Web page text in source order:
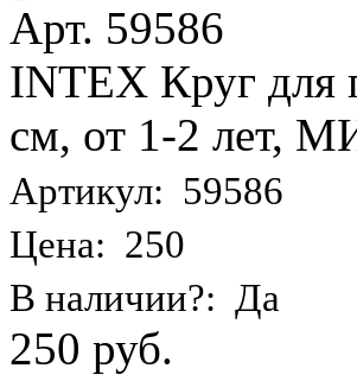
Арт. 59586
INTEX Круг для
см, от 1-2 лет,
Артикул: 59586
Цена: 250
В наличии?: Да
250 руб.